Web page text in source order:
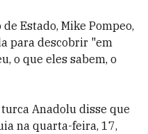
Estado, Mike Pompeo,
para descobrir "em
o que eles sabem, o
Anadolu disse que
na quarta-feira, 17,